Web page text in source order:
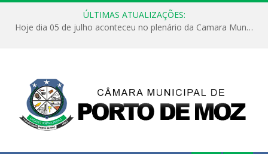
ÚLTIMAS ATUALIZAÇÕES:
Hoje dia 05 de julho aconteceu no plenário da Camara Municipal de Porto de Moz a Sessão Solene de Abertura dos Trabalhos Legislativos 2º Período da 23ª Legislatura